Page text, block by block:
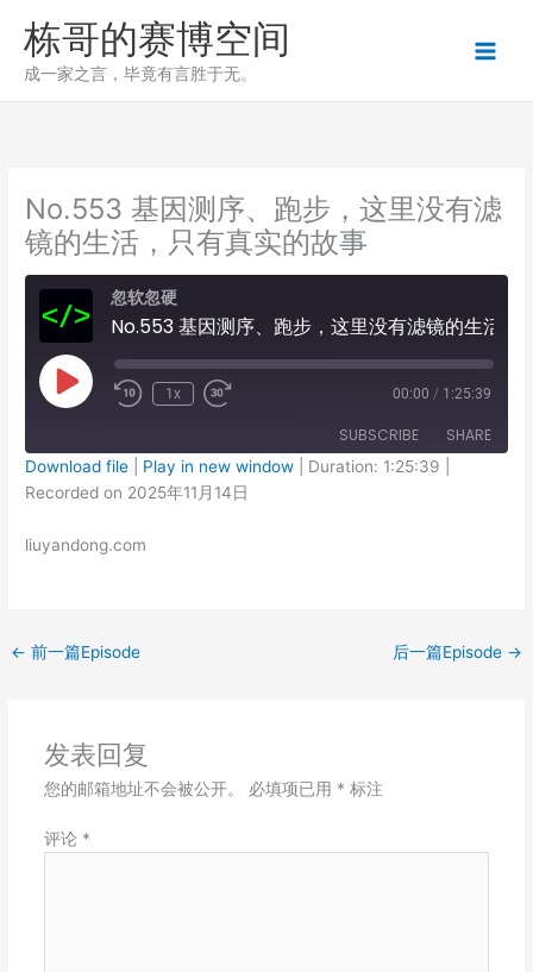
栋哥的赛博空间
成一家之言，毕竟有言胜于无。
No.553 基因测序、跑步，这里没有滤
镜的生活，只有真实的故事
忽软忽硬
Play
Episode
1x 00:00 / 1:25:39
SUBSCRIBE SHARE
SHARE
LINK
Download file Play in new window Duration: 1:25:39
Recorded on 2025年11月14日
liuyandong.com
← 前一篇Episode 后一篇Episode →
发表回复
您的邮箱地址不会被公开。 必填项已用 * 标注
评论 *